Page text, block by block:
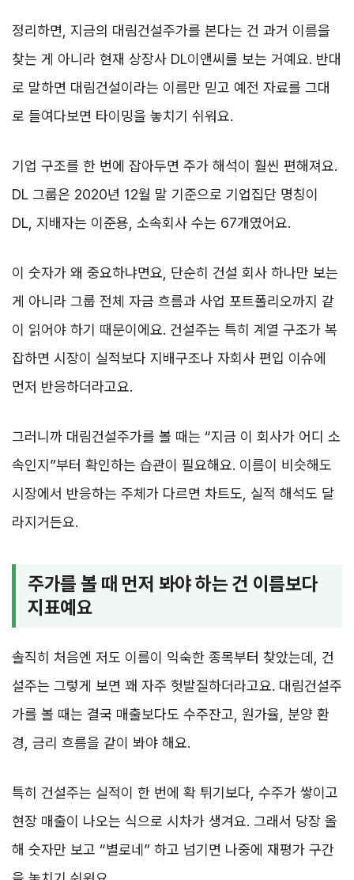
정리하면, 지금의 대림건설주가를 본다는 건 과거 이름을
찾는 게 아니라 현재 상장사 DL이앤씨를 보는 거예요. 반대
로 말하면 대림건설이라는 이름만 믿고 예전 자료를 그대
로 들여다보면 타이밍을 놓치기 쉬워요.
기업 구조를 한 번에 잡아두면 주가 해석이 훨씬 편해져요.
DL 그룹은 2020년 12월 말 기준으로 기업집단 명칭이
DL, 지배자는 이준용, 소속회사 수는 67개였어요.
이 숫자가 왜 중요하냐면요, 단순히 건설 회사 하나만 보는
게 아니라 그룹 전체 자금 흐름과 사업 포트폴리오까지 같
이 읽어야 하기 때문이에요. 건설주는 특히 계열 구조가 복
잡하면 시장이 실적보다 지배구조나 자회사 편입 이슈에
먼저 반응하더라고요.
그러니까 대림건설주가를 볼 때는 “지금 이 회사가 어디 소
속인지”부터 확인하는 습관이 필요해요. 이름이 비슷해도
시장에서 반응하는 주체가 다르면 차트도, 실적 해석도 달
라지거든요.
주가를 볼 때 먼저 봐야 하는 건 이름보다
지표예요
솔직히 처음엔 저도 이름이 익숙한 종목부터 찾았는데, 건
설주는 그렇게 보면 꽤 자주 헛발질하더라고요. 대림건설주
가를 볼 때는 결국 매출보다도 수주잔고, 원가율, 분양 환
경, 금리 흐름을 같이 봐야 해요.
특히 건설주는 실적이 한 번에 확 튀기보다, 수주가 쌓이고
현장 매출이 나오는 식으로 시차가 생겨요. 그래서 당장 올
해 숫자만 보고 “별로네” 하고 넘기면 나중에 재평가 구간